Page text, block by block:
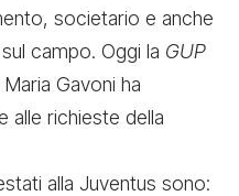
societario e anche
campo. Oggi la GUP
Gavoni ha
alle richieste della
alla Juventus sono: